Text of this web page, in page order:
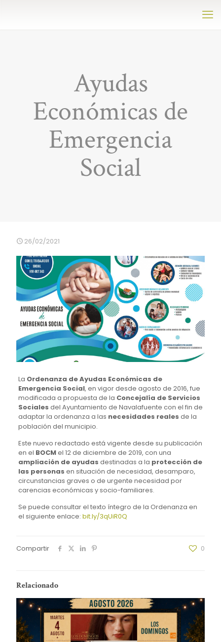
Ayudas
Económicas de
Emergencia
Social
26/02/2021
La Ordenanza de Ayudas Económicas de
Emergencia Social, en vigor desde agosto de 2016, fue
modificada a propuesta de la Concejalía de Servicios
Sociales del Ayuntamiento de Navalafuente con el fin de
adaptar la ordenanza a las necesidades reales de la
población del municipio.
Este nuevo redactado está vigente desde su publicación
en el BOCMel 12 de diciembre de 2019, con una
ampliación de ayudas destinadas a la protección de
las personas en situación de necesidad, desamparo,
circunstancias graves o de urgente necesidad por
carencias económicas y socio-familiares.
Se puede consultar el texto íntegro de la Ordenanza en
el siguiente enlace: bit.ly/3qUiR0Q
Compartir 0
Relacionado